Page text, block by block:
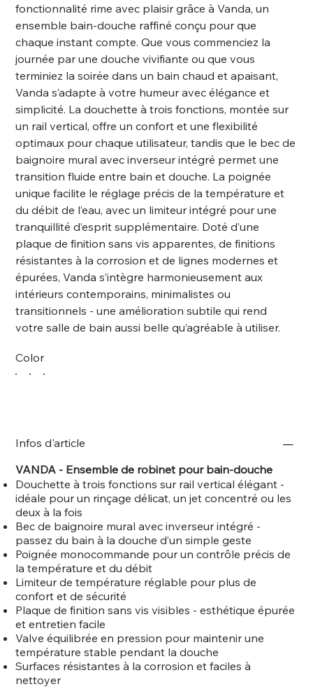
fonctionnalité rime avec plaisir grâce à Vanda, un
ensemble bain-douche raffiné conçu pour que
chaque instant compte. Que vous commenciez la
journée par une douche vivifiante ou que vous
terminiez la soirée dans un bain chaud et apaisant,
Vanda s’adapte à votre humeur avec élégance et
simplicité. La douchette à trois fonctions, montée sur
un rail vertical, offre un confort et une flexibilité
optimaux pour chaque utilisateur, tandis que le bec de
baignoire mural avec inverseur intégré permet une
transition fluide entre bain et douche. La poignée
unique facilite le réglage précis de la température et
du débit de l’eau, avec un limiteur intégré pour une
tranquillité d’esprit supplémentaire. Doté d’une
plaque de finition sans vis apparentes, de finitions
résistantes à la corrosion et de lignes modernes et
épurées, Vanda s’intègre harmonieusement aux
intérieurs contemporains, minimalistes ou
transitionnels - une amélioration subtile qui rend
votre salle de bain aussi belle qu’agréable à utiliser.
Color
Infos d'article
VANDA - Ensemble de robinet pour bain-douche
Douchette à trois fonctions sur rail vertical élégant -
idéale pour un rinçage délicat, un jet concentré ou les
deux à la fois
Bec de baignoire mural avec inverseur intégré -
passez du bain à la douche d’un simple geste
Poignée monocommande pour un contrôle précis de
la température et du débit
Limiteur de température réglable pour plus de
confort et de sécurité
Plaque de finition sans vis visibles - esthétique épurée
et entretien facile
Valve équilibrée en pression pour maintenir une
température stable pendant la douche
Surfaces résistantes à la corrosion et faciles à
nettoyer